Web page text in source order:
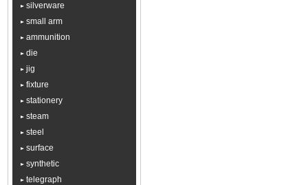
silverware
small arm
ammunition
die
jig
fixture
stationery
steam
steel
surface
synthetic
telegraph